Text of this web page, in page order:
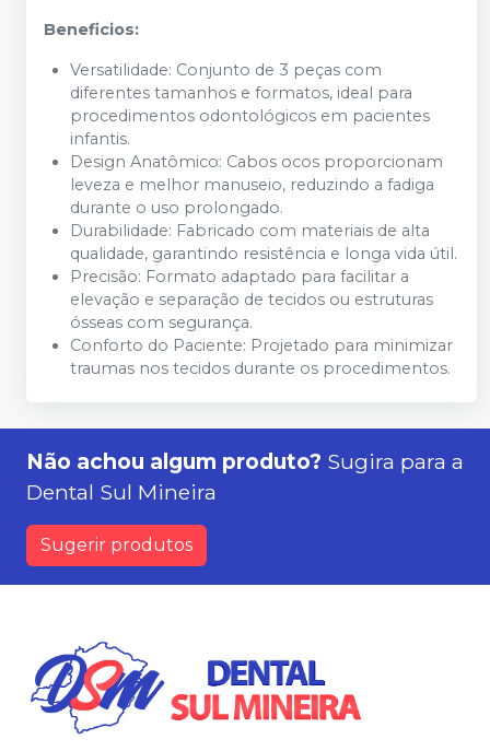
Beneficios:
Versatilidade: Conjunto de 3 peças com
diferentes tamanhos e formatos, ideal para
procedimentos odontológicos em pacientes
infantis.
Design Anatômico: Cabos ocos proporcionam
leveza e melhor manuseio, reduzindo a fadiga
durante o uso prolongado.
Durabilidade: Fabricado com materiais de alta
qualidade, garantindo resistência e longa vida útil.
Precisão: Formato adaptado para facilitar a
elevação e separação de tecidos ou estruturas
ósseas com segurança.
Conforto do Paciente: Projetado para minimizar
traumas nos tecidos durante os procedimentos.
Não achou algum produto? Sugira para a
Dental Sul Mineira
Sugerir produtos